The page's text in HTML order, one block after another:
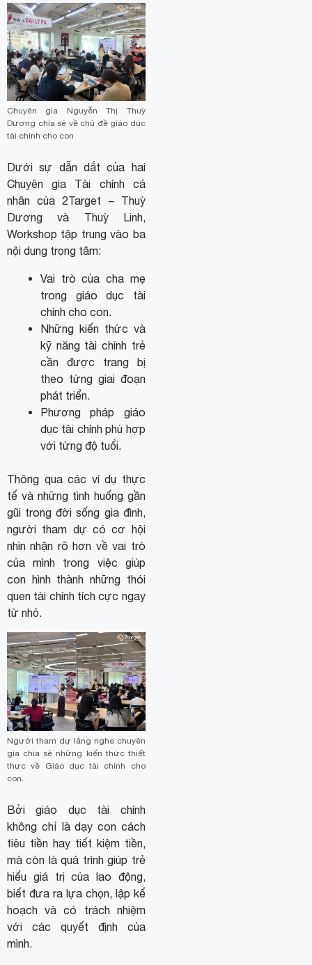
Chuyên gia Nguyễn Thị Thuỳ
Dương chia sẻ về chủ đề giáo dục
tài chính cho con
Dưới sự dẫn dắt của hai
Chuyên gia Tài chính cá
nhân của 2Target – Thuỳ
Dương và Thuỳ Linh,
Workshop tập trung vào ba
nội dung trọng tâm:
Vai trò của cha mẹ
trong giáo dục tài
chính cho con.
Những kiến thức và
kỹ năng tài chính trẻ
cần được trang bị
theo từng giai đoạn
phát triển.
Phương pháp giáo
dục tài chính phù hợp
với từng độ tuổi.
Thông qua các ví dụ thực
tế và những tình huống gần
gũi trong đời sống gia đình,
người tham dự có cơ hội
nhìn nhận rõ hơn về vai trò
của mình trong việc giúp
con hình thành những thói
quen tài chính tích cực ngay
từ nhỏ.
Người tham dự lắng nghe chuyên
gia chia sẻ những kiến thức thiết
thực về Giáo dục tài chính cho
con.
Bởi giáo dục tài chính
không chỉ là dạy con cách
tiêu tiền hay tiết kiệm tiền,
mà còn là quá trình giúp trẻ
hiểu giá trị của lao động,
biết đưa ra lựa chọn, lập kế
hoạch và có trách nhiệm
với các quyết định của
mình.